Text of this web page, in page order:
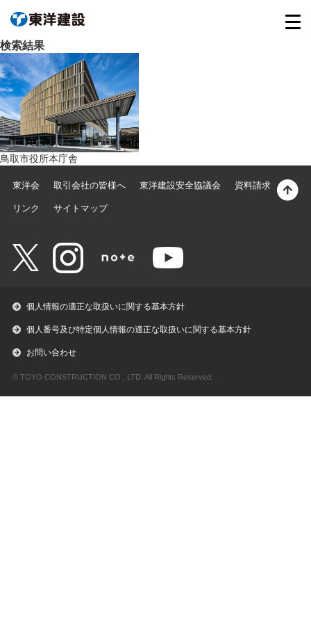
検索結果
鳥取市役所本庁舎
東洋会 取引会社の皆様へ 東洋建設安全協議会 資料請求
リンク サイトマップ
個人情報の適正な取扱いに関する基本方針
個人番号及び特定個人情報の適正な取扱いに関する基本方針
お問い合わせ
© TOYO CONSTRUCTION CO., LTD. All Rights Reserved.